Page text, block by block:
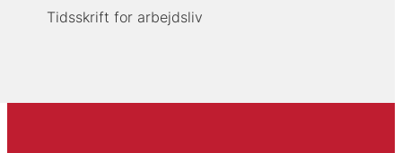
Tidsskrift for arbejdsliv